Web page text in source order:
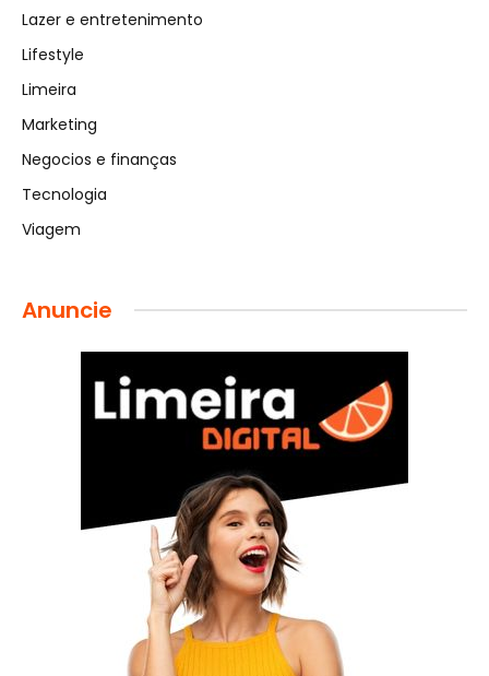
Lazer e entretenimento
Lifestyle
Limeira
Marketing
Negocios e finanças
Tecnologia
Viagem
Anuncie